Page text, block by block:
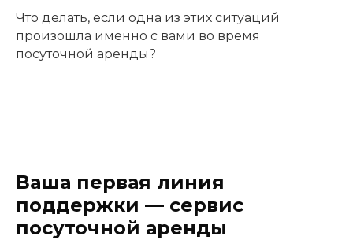
Что делать, если одна из этих ситуаций
произошла именно с вами во время
посуточной аренды?
Ваша первая линия
поддержки — сервис
посуточной аренды